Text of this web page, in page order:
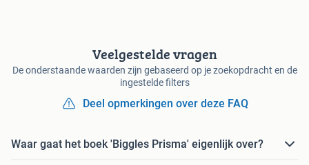
Veelgestelde vragen
De onderstaande waarden zijn gebaseerd op je zoekopdracht en de
ingestelde filters
Deel opmerkingen over deze FAQ
Waar gaat het boek 'Biggles Prisma' eigenlijk over?